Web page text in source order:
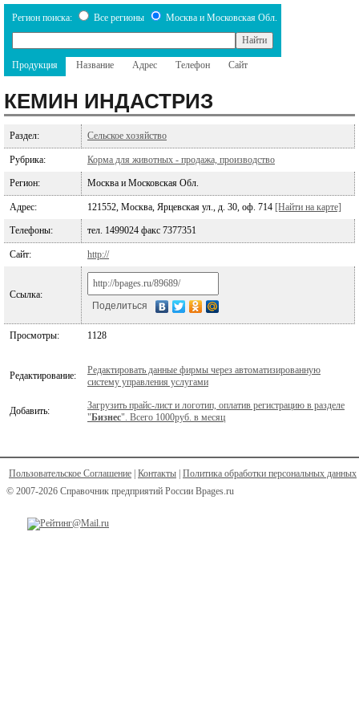
Регион поиска: Все регионы Москва и Московская Обл.
Продукция Название Адрес Телефон Сайт
КЕМИН ИНДАСТРИЗ
Раздел: Сельское хозяйство
Рубрика: Корма для животных - продажа, производство
Регион: Москва и Московская Обл.
Адрес: 121552, Москва, Ярцевская ул., д. 30, оф. 714 [Найти на карте]
Телефоны: тел. 1499024 факс 7377351
Сайт: http://
Ссылка:
Поделиться
Просмотры: 1128
Редактирование:
Редактировать данные фирмы через автоматизированную
систему управления услугами
Добавить:
Загрузить прайс-лист и логотип, оплатив регистрацию в разделе
"Бизнес". Всего 1000руб. в месяц
Пользовательское Соглашение Контакты Политика обработки персональных данных
© 2007-2026 Справочник предприятий России Bpages.ru